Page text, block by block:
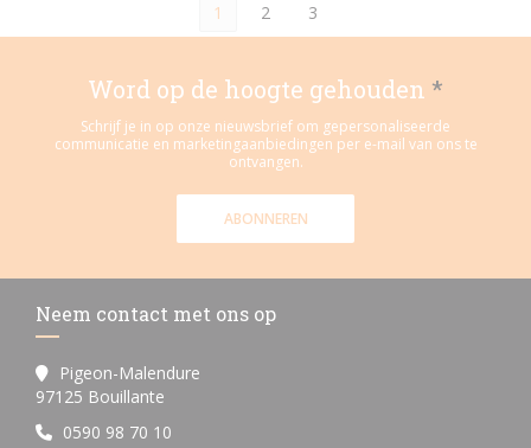
1 2 3
Word op de hoogte gehouden *
Schrijf je in op onze nieuwsbrief om gepersonaliseerde
communicatie en marketingaanbiedingen per e-mail van ons te
ontvangen.
ABONNEREN
Neem contact met ons op
Pigeon-Malendure
97125 Bouillante
0590 98 70 10